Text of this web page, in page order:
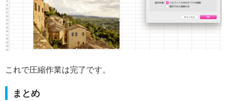
これで圧縮作業は完了です。
まとめ